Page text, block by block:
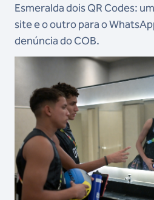
Esmeralda dois QR Codes:
site e o outro para o
denúncia do COB.